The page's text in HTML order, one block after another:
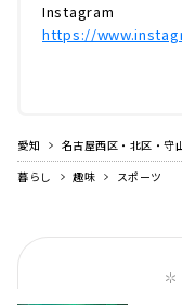
Instagram
https://
愛知 名古屋西区・北区・守
暮らし
趣味 スポーツ